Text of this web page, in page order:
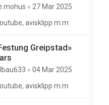
« 27 Mar 2025
avisklipp m.m
Greipstad»
« 04 Mar 2025
avisklipp m.m